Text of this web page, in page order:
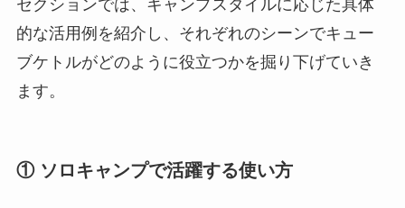
セクションでは、キャンプスタイルに応じた具体
的な活用例を紹介し、それぞれのシーンでキュー
ブケトルがどのように役立つかを掘り下げていき
ます。
① ソロキャンプで活躍する使い方